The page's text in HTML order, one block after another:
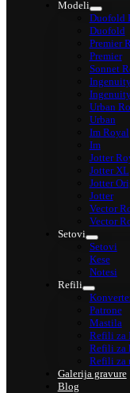
Modeli
Duofold
Duofold
Premier
Premier
Sonnet
Urban
Urban
Im Royal
Im
Jotter
Jotter XL
Jotter
Jotter
Vector
Vector
Setovi
Setovi
Kese
Notesi
Refili
Patrone
Mastila
Refili za
Refili za
Refili za
Galerija gravure
Blog